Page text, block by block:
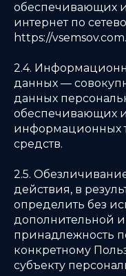
обеспечивающих
интернет по
https://vsemsov.com.
2.4.
данных —
данных
обеспечивающих
информационных
средств.
2.5.
действия, в
определить без
дополнительной
принадлежность
конкретному
субъекту